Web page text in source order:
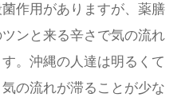
作用がありますが、薬膳
ンと来る辛さで気の流れ
。沖縄の人達は明るくて
の流れが滞ることが少な